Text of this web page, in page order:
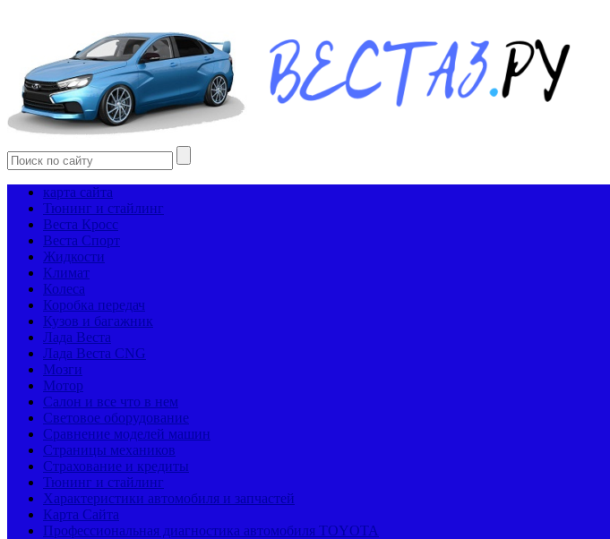
карта сайта
Тюнинг и стайлинг
Веста Кросс
Веста Спорт
Жидкости
Климат
Колеса
Коробка передач
Кузов и багажник
Лада Веста
Лада Веста CNG
Мозги
Мотор
Салон и все что в нем
Световое оборудование
Сравнение моделей машин
Страницы механиков
Страхование и кредиты
Тюнинг и стайлинг
Характеристики автомобиля и запчастей
Карта Сайта
Профессиональная диагностика автомобиля TOYOTA